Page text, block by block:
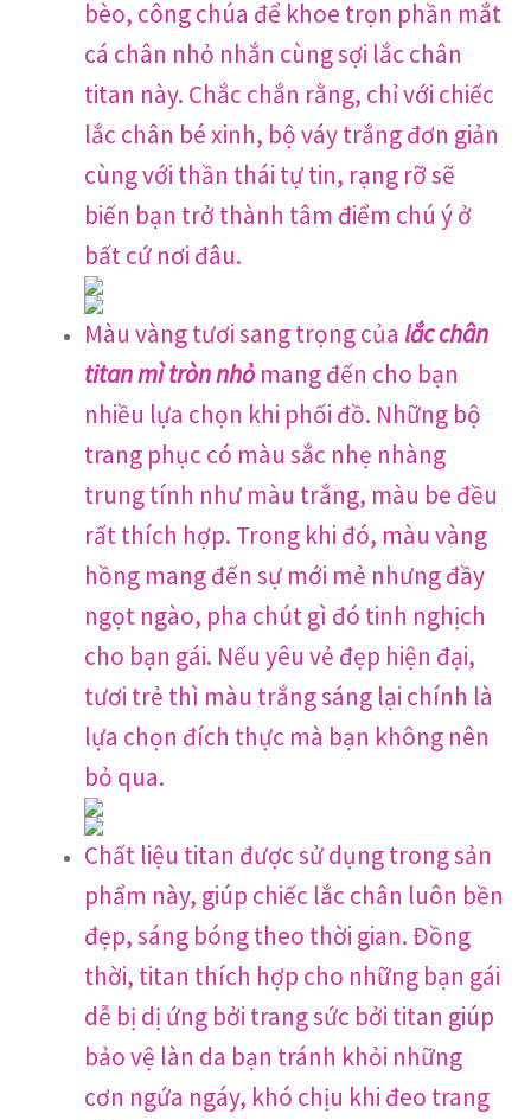
bèo, công chúa để khoe trọn phần mắt
cá chân nhỏ nhắn cùng sợi lắc chân
titan này. Chắc chắn rằng, chỉ với chiếc
lắc chân bé xinh, bộ váy trắng đơn giản
cùng với thần thái tự tin, rạng rỡ sẽ
biến bạn trở thành tâm điểm chú ý ở
bất cứ nơi đâu.
Màu vàng tươi sang trọng của lắc chân
titan mì tròn nhỏmang đến cho bạn
nhiều lựa chọn khi phối đồ. Những bộ
trang phục có màu sắc nhẹ nhàng
trung tính như màu trắng, màu be đều
rất thích hợp. Trong khi đó, màu vàng
hồng mang đến sự mới mẻ nhưng đầy
ngọt ngào, pha chút gì đó tinh nghịch
cho bạn gái. Nếu yêu vẻ đẹp hiện đại,
tươi trẻ thì màu trắng sáng lại chính là
lựa chọn đích thực mà bạn không nên
bỏ qua.
Chất liệu titan được sử dụng trong sản
phẩm này, giúp chiếc lắc chân luôn bền
đẹp, sáng bóng theo thời gian. Đồng
thời, titan thích hợp cho những bạn gái
dễ bị dị ứng bởi trang sức bởi titan giúp
bảo vệ làn da bạn tránh khỏi những
cơn ngứa ngáy, khó chịu khi đeo trang